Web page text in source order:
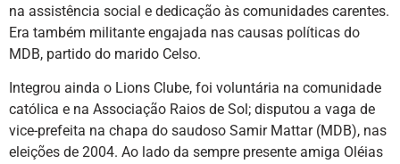
na assistência social e dedicação às comunidades carentes.
Era também militante engajada nas causas políticas do
MDB, partido do marido Celso.
Integrou ainda o Lions Clube, foi voluntária na comunidade
católica e na Associação Raios de Sol; disputou a vaga de
vice-prefeita na chapa do saudoso Samir Mattar (MDB), nas
eleições de 2004. Ao lado da sempre presente amiga Oléias